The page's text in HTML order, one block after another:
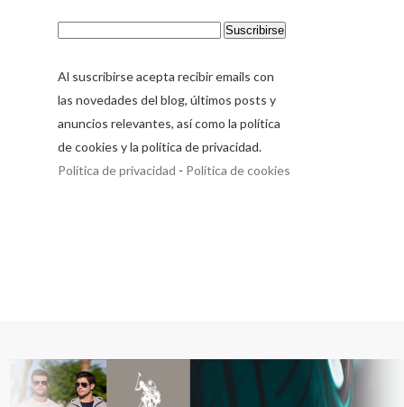
Al suscribirse acepta recibir emails con
las novedades del blog, últimos posts y
anuncios relevantes, así como la política
de cookies y la política de privacidad.
Política de privacidad - Política de cookies